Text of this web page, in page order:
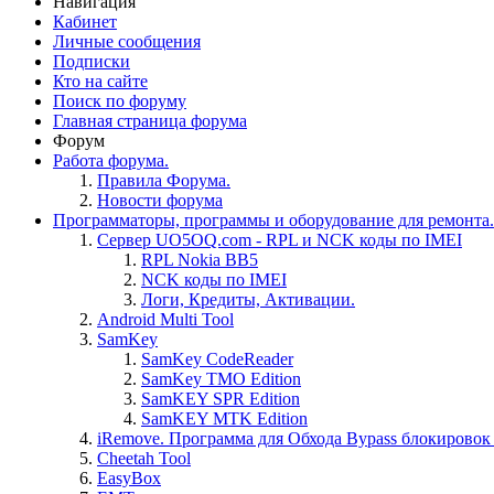
Кабинет
Личные сообщения
Подписки
Кто на сайте
Поиск по форуму
Главная страница форума
Форум
Работа форума.
Правила Форума.
Новости форума
Программаторы, программы и оборудование для ремонта.
Сервер UO5OQ.com - RPL и NCK коды по IMEI
RPL Nokia BB5
NCK коды по IMEI
Логи, Кредиты, Активации.
Android Multi Tool
SamKey
SamKey CodeReader
SamKey TMO Edition
SamKEY SPR Edition
SamKEY MTK Edition
iRemove. Программа для Обхода Bypass
Cheetah Tool
EasyBox